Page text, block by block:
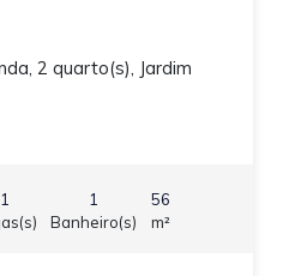
2 quarto(s), Jardim
1
1
Banheiro(s)
56
m²